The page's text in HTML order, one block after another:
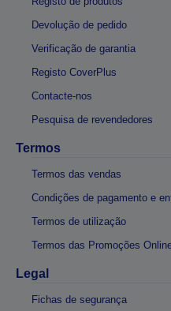
Devolução de pedido
Verificação de garantia
Registo CoverPlus
Contacte-nos
Pesquisa de revendedores
Termos
Termos das vendas
Condições de pagamento e
Termos de utilização
Termos das Promoções
Legal
Fichas de segurança